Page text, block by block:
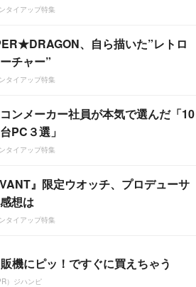
タイアップ特集
、自ら描いた”レトロ
チャー”
タイアップ特集
ンメーカー社員が本気で選んだ「10
PC３選」
タイアップ特集
』限定ウオッチ、プロデューサ
想は
タイアップ特集
機にピッ！ですぐに買えちゃう
）ジハンピ